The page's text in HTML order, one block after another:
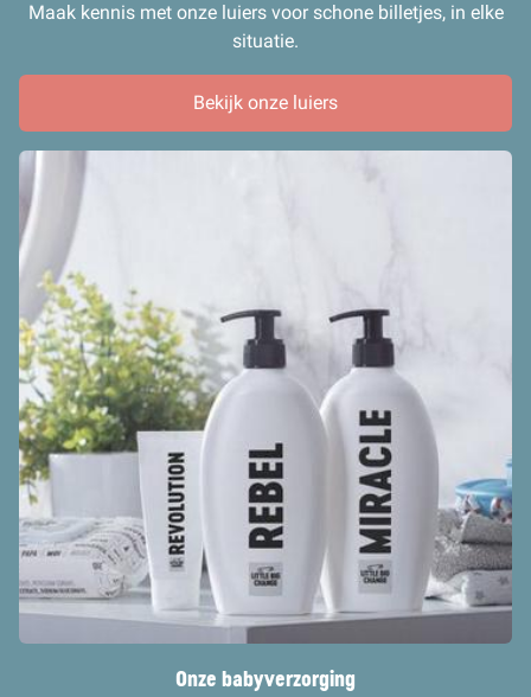
Maak kennis met onze luiers voor schone billetjes, in elke
situatie.
Bekijk onze luiers
Onze babyverzorging